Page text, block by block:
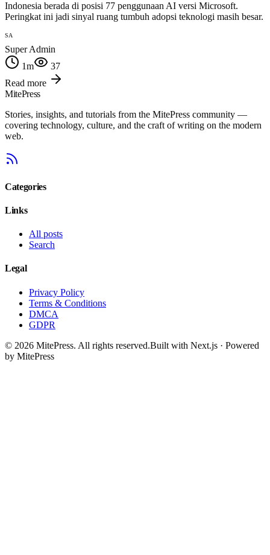
Indonesia berada di posisi 77 penggunaan AI versi Microsoft.
Peringkat ini jadi sinyal ruang tumbuh adopsi teknologi masih besar.
SA
Super Admin
1m
37
Read more
MitePress
Stories, insights, and tutorials from the MitePress community —
covering technology, culture, and the craft of writing on the modern
web.
Categories
Links
All posts
Search
Legal
Privacy Policy
Terms & Conditions
DMCA
GDPR
© 2026 MitePress. All rights reserved.Built with Next.js · Powered
by MitePress